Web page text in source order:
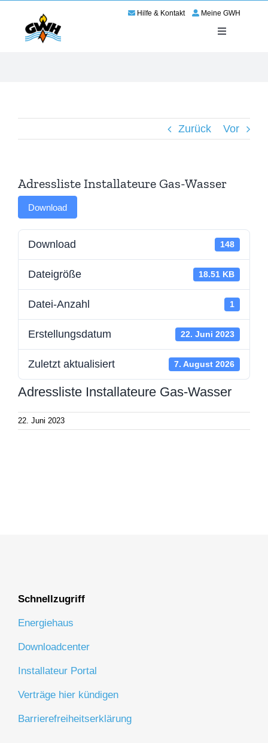
springen
Hilfe & Kontakt Meine GWH
Toggle
Karriere
Zurück Vor
Adressliste Installateure Gas-Wasser
Download
Download 148
Dateigröße 18.51 KB
Datei-Anzahl 1
Erstellungsdatum 22. Juni 2023
Zuletzt aktualisiert 7. August 2026
Adressliste Installateure Gas-Wasser
22. Juni 2023
Schnellzugriff
Energiehaus
Downloadcenter
Installateur Portal
Verträge hier kündigen
Barrierefreiheitserklärung